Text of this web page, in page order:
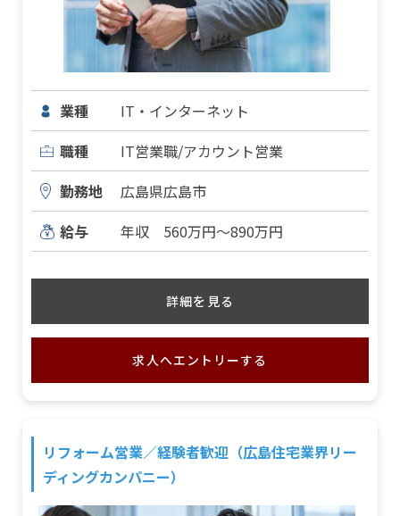
業種
IT・インターネット
職種
IT営業職/アカウント営業
勤務地
広島県広島市
給与
年収 560万円～890万円
詳細を見る
求人へエントリーする
リフォーム営業／経験者歓迎（広島住宅業界リー
ディングカンパニー）